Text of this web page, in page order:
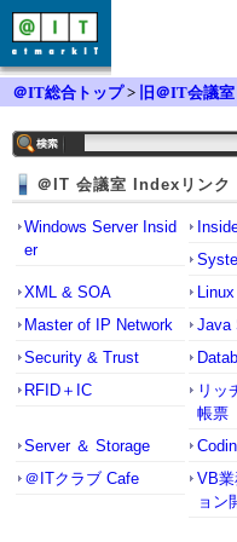
＠IT総合トップ> 旧＠IT会議室
＠IT 会議室 Indexリンク
Windows Server Insid
er
XML & SOA
Master of IP Network
Java
Security & Trust
RFID＋IC
リッ
帳票
Server ＆ Storage
＠ITクラブ Cafe
VB
ョン